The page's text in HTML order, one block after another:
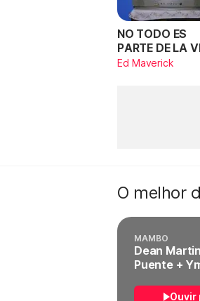
NO TODO ES
PARTE DE LA
Ed Maverick
O melhor
MAMBO
Dean
Puente +
Ouvir